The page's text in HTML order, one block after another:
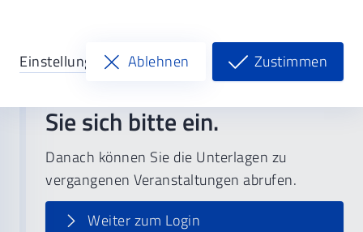
Einstellungen Ablehnen Zustimmen
Geschützter Inhalt.Loggen
Sie sich bitte ein.
Danach können Sie die Unterlagen zu
vergangenen Veranstaltungen abrufen.
Weiter zum Login